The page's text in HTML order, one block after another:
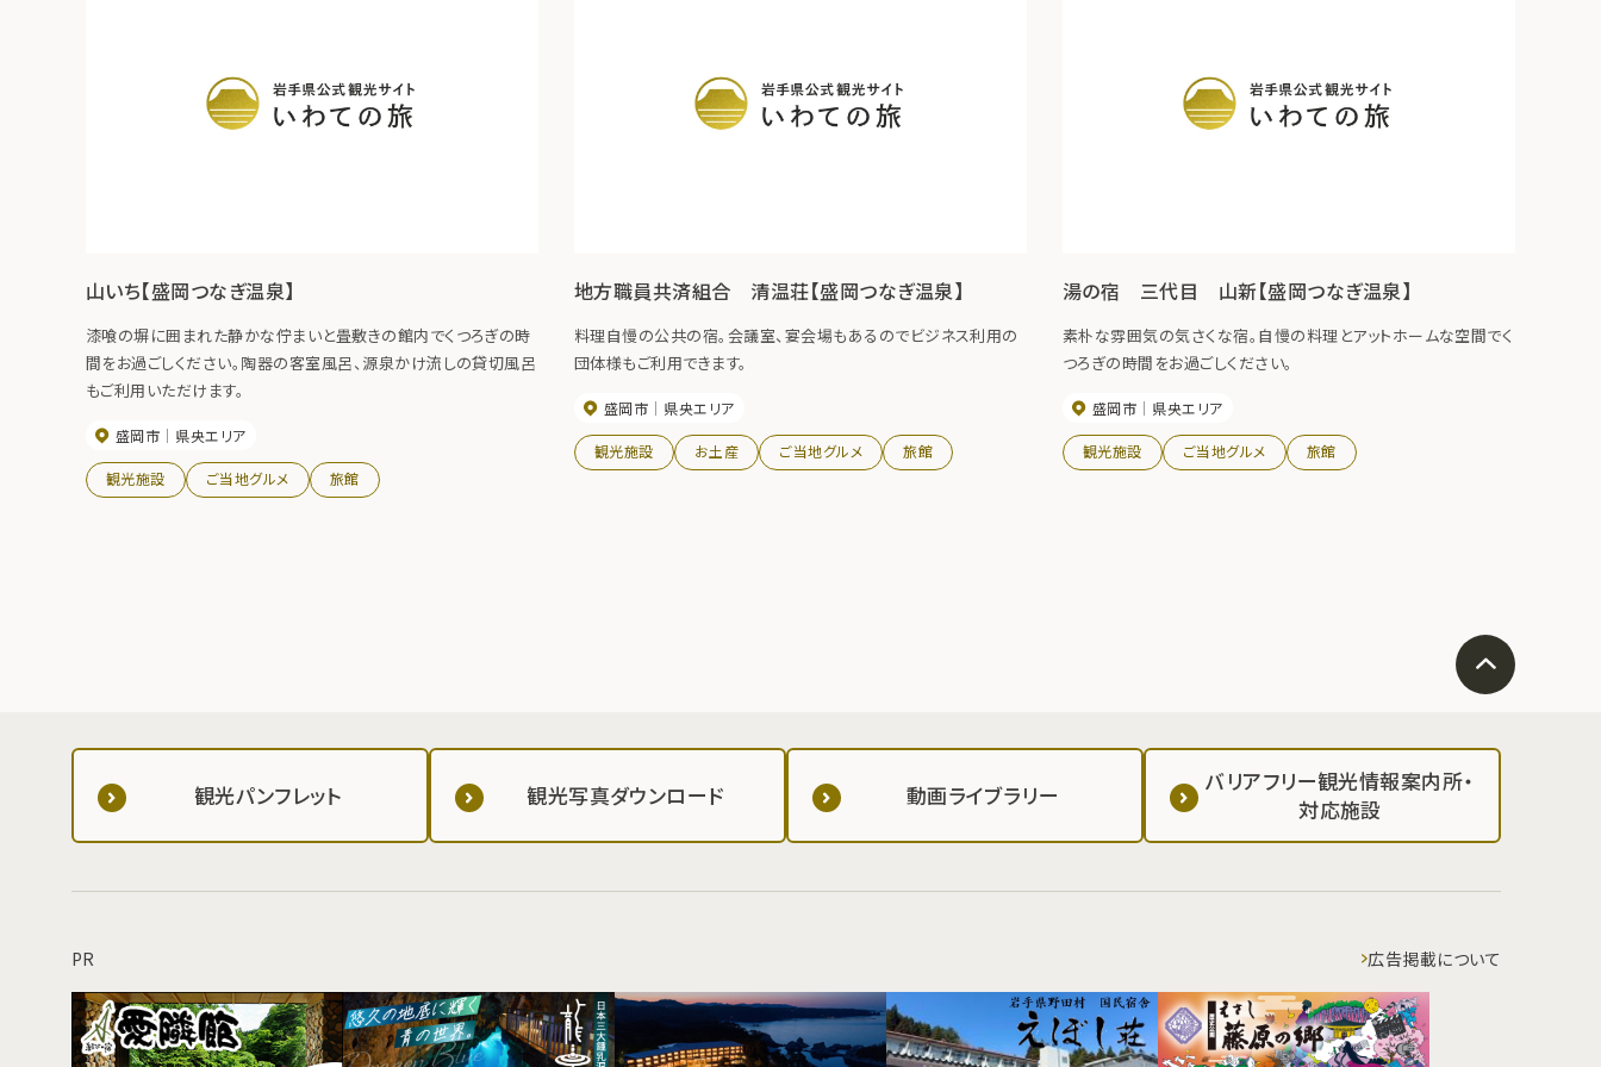
山いち【盛岡つなぎ温泉】
漆喰の塀に囲まれた静かな佇まいと畳敷きの館内でくつろぎの時
間をお過ごしください。陶器の客室風呂、源泉かけ流しの貸切風呂
もご利用いただけます。
盛岡市 県央エリア
観光施設 ご当地グルメ 旅館
地方職員共済組合 清温荘【盛岡つなぎ温泉】
料理自慢の公共の宿。会議室、宴会場もあるのでビジネス利用の
団体様もご利用できます。
盛岡市 県央エリア
観光施設 お土産 ご当地グルメ 旅館
湯の宿 三代目 山新【盛岡つなぎ温泉】
素朴な雰囲気の気さくな宿。自慢の料理とアットホームな空間でく
つろぎの時間をお過ごしください。
盛岡市 県央エリア
観光施設 ご当地グルメ 旅館
観光パンフレット 観光写真ダウンロード 動画ライブラリー
バリアフリー観光情報案内所・
対応施設
PR 広告掲載について